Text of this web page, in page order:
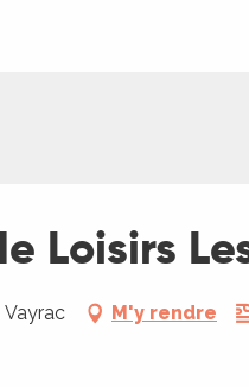
Loisirs
Vayrac M'y rendre